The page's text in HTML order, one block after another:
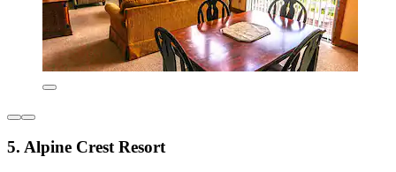
5. Alpine Crest Resort